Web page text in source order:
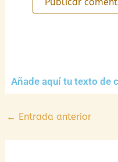
Añade aquí tu texto de
← Entrada anterior